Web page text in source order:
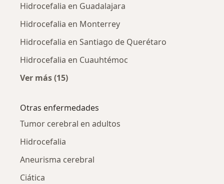
Hidrocefalia en Guadalajara
Hidrocefalia en Monterrey
Hidrocefalia en Santiago de Querétaro
Hidrocefalia en Cuauhtémoc
Ver más (15)
Otras enfermedades
Tumor cerebral en adultos
Hidrocefalia
Aneurisma cerebral
Ciática